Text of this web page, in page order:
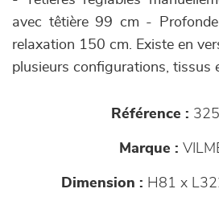
avec têtière 99 cm -
relaxation 150 cm. Existe en
plusieurs configurations, tissus
Référence :
Marque :
Dimension : H81 x